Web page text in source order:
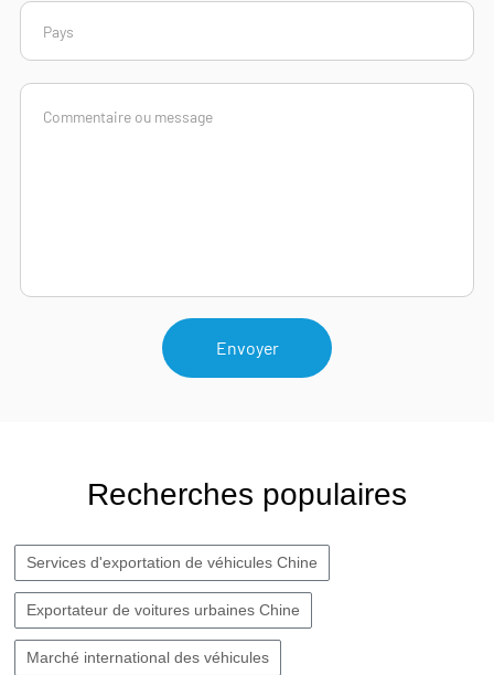
Envoyer
Recherches populaires
Services d'exportation de véhicules Chine
Exportateur de voitures urbaines Chine
Marché international des véhicules